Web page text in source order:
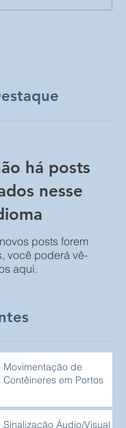
há posts
nesse
posts forem
você poderá vê-
aqui.
Movimentação de
Contêineres em Portos
Sinalização Áudio/Visual à